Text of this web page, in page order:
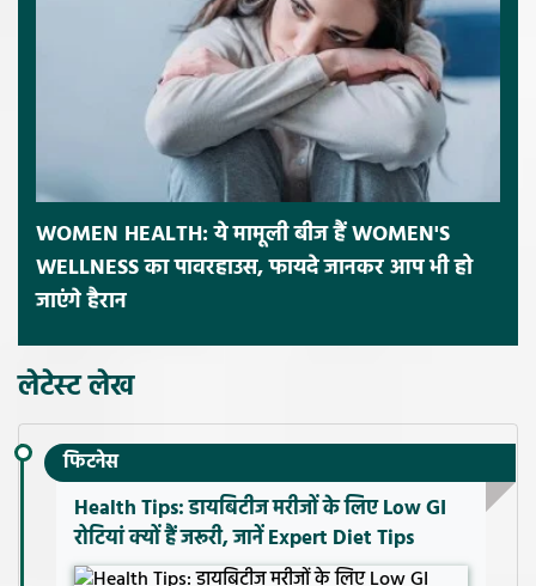
WOMEN HEALTH: ये मामूली बीज हैं WOMEN'S
WELLNESS का पावरहाउस, फायदे जानकर आप भी हो
जाएंगे हैरान
लेटेस्ट लेख
फिटनेस
Health Tips: डायबिटीज मरीजों के लिए Low GI
रोटियां क्यों हैं जरूरी, जानें Expert Diet Tips